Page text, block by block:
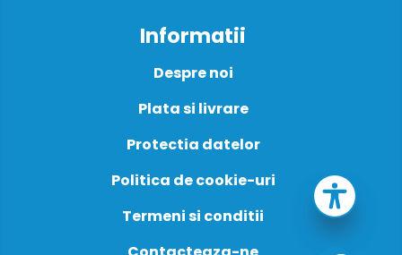
Informatii
Despre noi
Plata si livrare
Protectia datelor
Politica de cookie-uri
Termeni si conditii